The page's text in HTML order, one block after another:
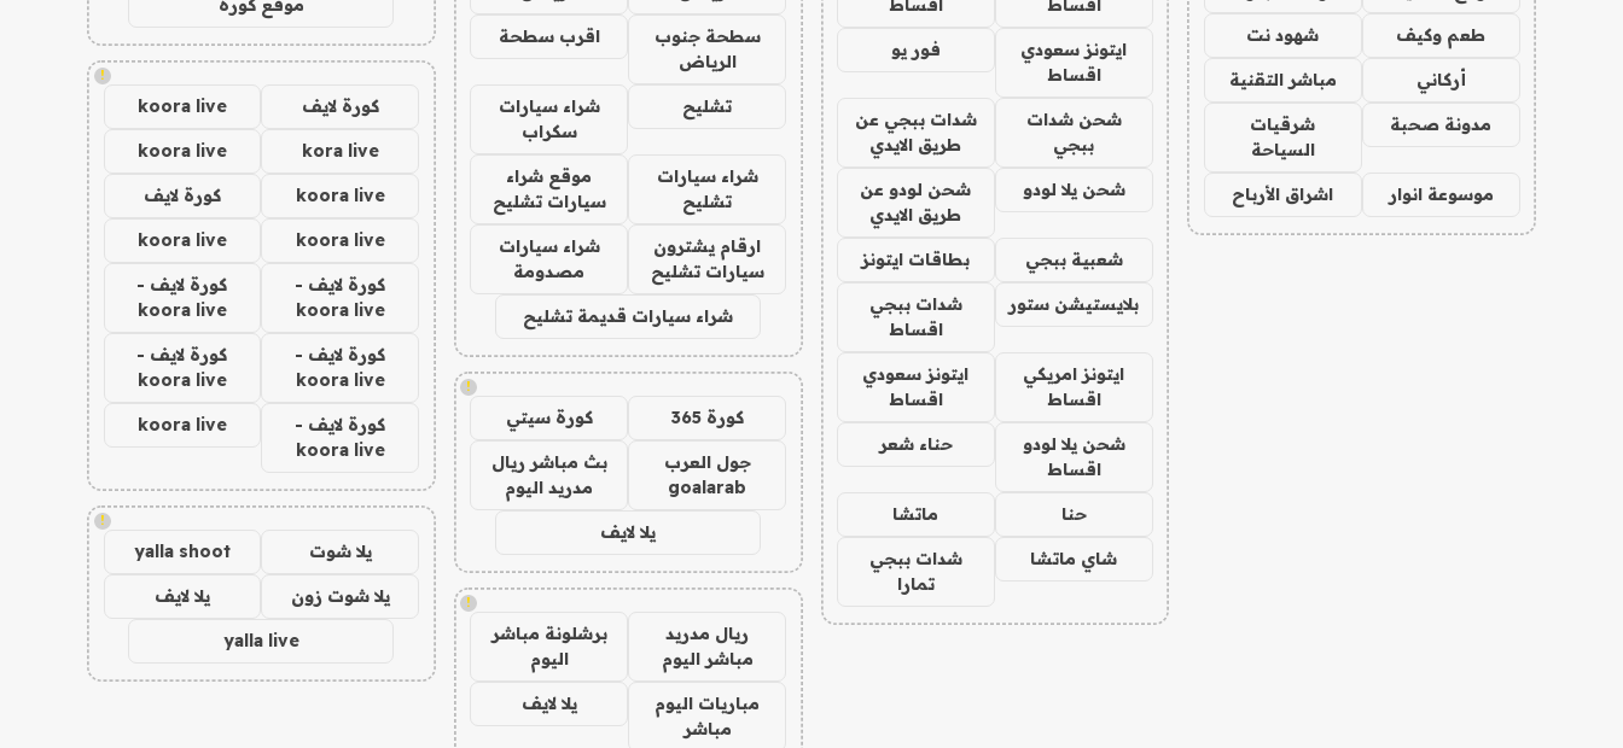
طعم وكيف شهود نت
أركاني مباشر التقنية
مدونة صحبة
شرقيات
السياحة
موسوعة انوار اشراق الأرباح
ايتونز سعودي
اقساط
فور يو
شحن شدات
ببجي
شدات ببجي عن
طريق الايدي
شحن يلا لودو
شحن لودو عن
طريق الايدي
شعبية ببجي بطاقات ايتونز
بلايستيشن ستور
شدات ببجي
اقساط
ايتونز امريكي
اقساط
ايتونز سعودي
اقساط
شحن يلا لودو
اقساط
حناء شعر
حنا ماتشا
شاي ماتشا
شدات ببجي
تمارا
سطحة جنوب
الرياض
اقرب سطحة
تشليح
شراء سيارات
سكراب
شراء سيارات
تشليح
موقع شراء
سيارات تشليح
ارقام يشترون
سيارات تشليح
شراء سيارات
مصدومة
شراء سيارات قديمة تشليح
!
كورة 365 كورة سيتي
جول العرب
goalarab
بث مباشر ريال
مدريد اليوم
يلا لايف
!
ريال مدريد
مباشر اليوم
برشلونة مباشر
اليوم
مباريات اليوم
مباشر
يلا لايف
!
كورة لايف koora live
kora live
koora live
koora live كورة لايف
koora live
koora live
كورة لايف -
koora live
كورة لايف -
koora live
كورة لايف -
koora live
كورة لايف -
koora live
كورة لايف -
koora live
koora live
!
يلا شوت yalla shoot
يلا شوت زون يلا لايف
yalla live